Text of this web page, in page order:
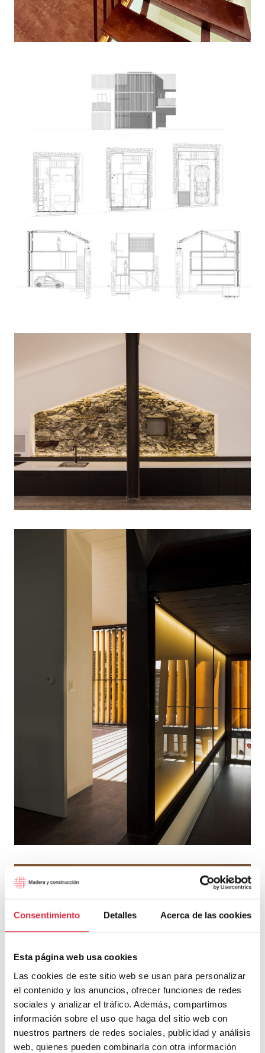
Consentimiento Detalles Acerca de las cookies
Esta página web usa cookies
Las cookies de este sitio web se usan para personalizar
el contenido y los anuncios, ofrecer funciones de redes
sociales y analizar el tráfico. Además, compartimos
información sobre el uso que haga del sitio web con
nuestros partners de redes sociales, publicidad y análisis
web, quienes pueden combinarla con otra información